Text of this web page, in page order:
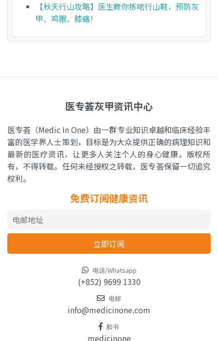
【秋天行山攻略】医生教你拣啱行山鞋，预防灰
甲、鸡眼、膝痛！
医专荟灰甲资讯中心
医专荟（Medic In One）由一群专业知识卓越和临床经验丰
富的医学界人士策划，目标是为大众提供正确的病理知识和
最新的医疗资讯，让更多人关注个人的身心健康。版权所
有，不得转载。任何未经授权之转载，医专荟保留一切追究
权利。
免费订阅健康资讯
电话/Whatsapp
(+852) 9699 1330
电邮
info@medicinone.com
脸书
medicinone